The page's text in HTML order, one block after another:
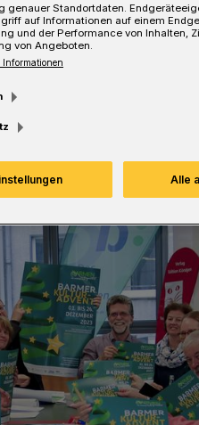
genauer Standortdaten.
auf Informationen auf einem
und der Performance von Inhalten,
von Angeboten.
Alle